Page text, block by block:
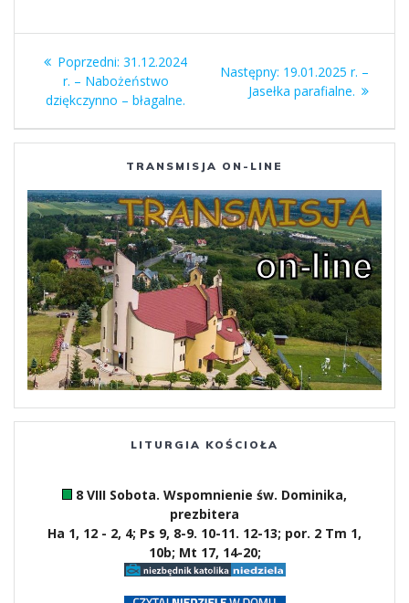
Nawigacja
wpisu
Poprzedni: Poprzedni
wpis:
31.12.2024
r. – Nabożeństwo
dziękczynno – błagalne.
Następny: Następny
wpis:
19.01.2025 r. –
Jasełka parafialne.
TRANSMISJA ON-LINE
LITURGIA KOŚCIOŁA
8 VIII Sobota. Wspomnienie św. Dominika,
prezbitera
Ha 1, 12 - 2, 4; Ps 9, 8-9. 10-11. 12-13; por. 2 Tm 1,
10b; Mt 17, 14-20;